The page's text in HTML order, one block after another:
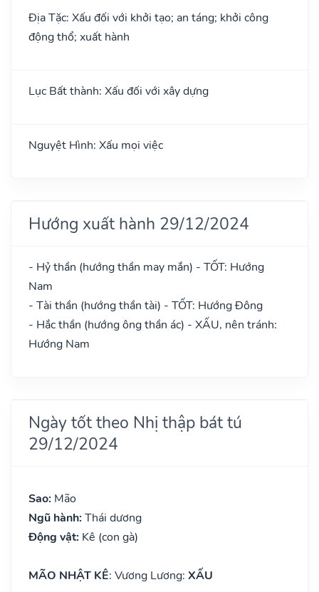
Địa Tặc: Xấu đối với khởi tạo; an táng; khởi công
động thổ; xuất hành
Lục Bất thành: Xấu đối với xây dựng
Nguyệt Hình: Xấu mọi việc
Hướng xuất hành 29/12/2024
- Hỷ thần (hướng thần may mắn) - TỐT: Hướng
Nam
- Tài thần (hướng thần tài) - TỐT: Hướng Đông
- Hắc thần (hướng ông thần ác) - XẤU, nên tránh:
Hướng Nam
Ngày tốt theo Nhị thập bát tú
29/12/2024
Sao: Mão
Ngũ hành: Thái dương
Động vật: Kê (con gà)
MÃO NHẬT KÊ: Vương Lương: XẤU